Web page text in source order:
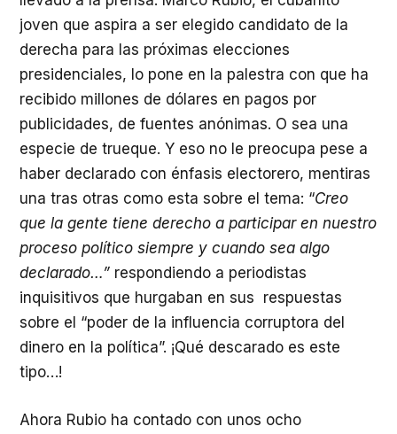
joven que aspira a ser elegido candidato de la
derecha para las próximas elecciones
presidenciales, lo pone en la palestra con que ha
recibido millones de dólares en pagos por
publicidades, de fuentes anónimas. O sea una
especie de trueque. Y eso no le preocupa pese a
haber declarado con énfasis electorero, mentiras
una tras otras como esta sobre el tema: “Creo
que la gente tiene derecho a participar en nuestro
proceso político siempre y cuando sea algo
declarado…” respondiendo a periodistas
inquisitivos que hurgaban en sus respuestas
sobre el “poder de la influencia corruptora del
dinero en la política”. ¡Qué descarado es este
tipo…!
Ahora Rubio ha contado con unos ocho